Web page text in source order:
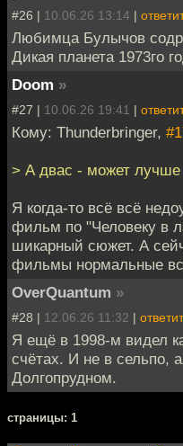
#26 | 10.06.26 13:14 |
Любимца Булычов
Дикая планета 1973го
Doom »
#27 | 10.06.26 19:41 |
Кому: Thunderbringer,
> А двас - может лучше
Я когда-то всё всё
фильм по "Человеку в
шикарный сюжет. А
фильмы нормальные
OverQuantum »
#28 | 12.06.26 11:32 |
Я ещё в 1998-м видел
счётах. И не в сельпо,
Долгопрудном.
cтраницы: 1